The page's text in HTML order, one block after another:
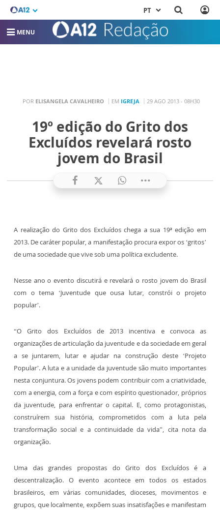
PT
MENU
POR ELISANGELA CAVALHEIRO EM IGREJA 29 AGO 2013 - 08H30
19º edição do Grito dos
Excluídos revelará rosto
jovem do Brasil
A realização do Grito dos Excluídos chega a sua 19ª edição em
2013. De caráter popular, a manifestação procura expor os ‘gritos’
de uma sociedade que vive sob uma política excludente.
Nesse ano o evento discutirá e revelará o rosto jovem do Brasil
com o tema ‘Juventude que ousa lutar, constrói o projeto
popular’.
“O Grito dos Excluídos de 2013 incentiva e convoca as
organizações de articulação da juventude e da sociedade em geral
a se juntarem, lutar e ajudar na construção deste ‘Projeto
Popular’. A luta e a unidade da juventude são muito importantes
nesta conjuntura. Os jovens podem contribuir com a criatividade,
com a energia, com a força e com espírito questionador, próprios
da juventude, para enfrentar o capital. E, como protagonistas,
construírem sua história, comprometidos com a luta pela
transformação social e a continuidade da vida”, cita nota da
organização.
Uma das grandes propostas do Grito dos Excluídos é a
descentralização. O evento acontece em todos os estados
brasileiros, em várias comunidades, dioceses, movimentos e
grupos, que localmente, expõem suas insatisfações e manifestam